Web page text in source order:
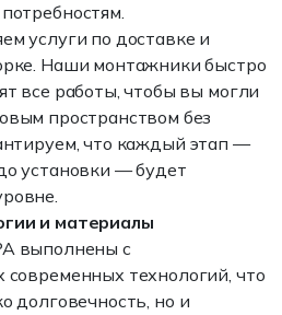
потребностям.
услуги по доставке и
Наши монтажники быстро
все работы,чтобы вы могли
пространством без
,что каждый этап —
установки —будет
и материалы
выполнены с
современных технологий, что
долговечность, но и